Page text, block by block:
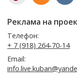
Реклама на
Телефон:
+ 7 (918) 264-70-14
Email: